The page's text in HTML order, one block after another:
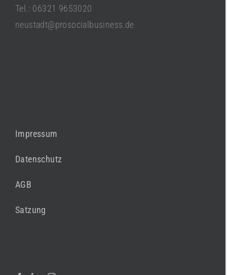
Tel.: 06321 9653020
neustadt@prosocialbusiness.de
Impressum
Datenschutz
AGB
Satzung